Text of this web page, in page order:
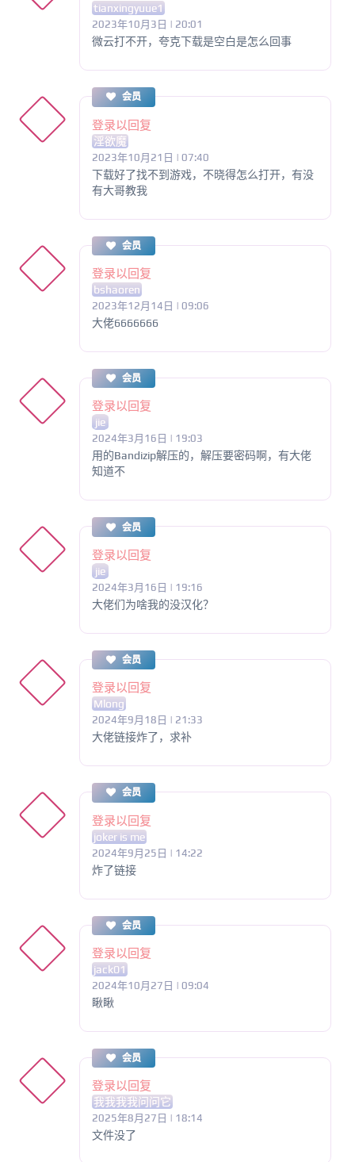
tianxingyuue1
2023年10月3日 | 20:01
微云打不开，夸克下载是空白是怎么回事
会员
登录以回复
淫欲魔
2023年10月21日 | 07:40
下载好了找不到游戏，不晓得怎么打开，有没
有大哥教我
会员
登录以回复
bshaoren
2023年12月14日 | 09:06
大佬6666666
会员
登录以回复
jie
2024年3月16日 | 19:03
用的Bandizip解压的，解压要密码啊，有大佬
知道不
会员
登录以回复
jie
2024年3月16日 | 19:16
大佬们为啥我的没汉化？
会员
登录以回复
Mlong
2024年9月18日 | 21:33
大佬链接炸了，求补
会员
登录以回复
joker is me
2024年9月25日 | 14:22
炸了链接
会员
登录以回复
jack01
2024年10月27日 | 09:04
瞅瞅
会员
登录以回复
我我我我问问它
2025年8月27日 | 18:14
文件没了